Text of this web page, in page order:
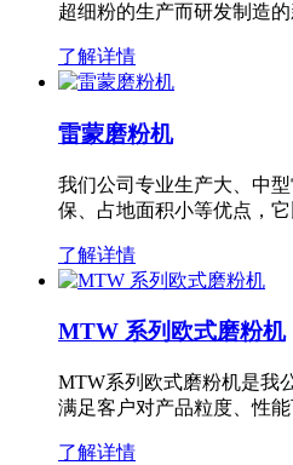
超细粉的生产而研发制造
了解详情
雷蒙磨粉机
我们公司专业生产大、中
保、占地面积小等优点，
了解详情
MTW 系列欧式磨粉机
MTW系列欧式磨粉机是我
满足客户对产品粒度、性
了解详情